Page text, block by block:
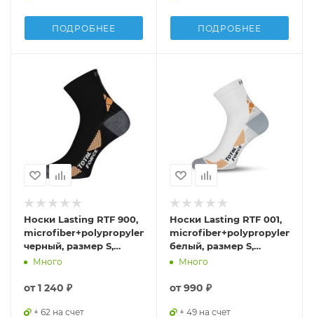
ПОДРОБНЕЕ ПОДРОБНЕЕ
Носки Lasting RTF 900,
microfiber+polypropylene,
черный, размер S,
RTF900S
Много
от1 240 ₽
+ 62 на счет
Носки Lasting RTF 001,
microfiber+polypropylene,
белый, размер S,
RTF001S
Много
от990 ₽
+ 49 на счет